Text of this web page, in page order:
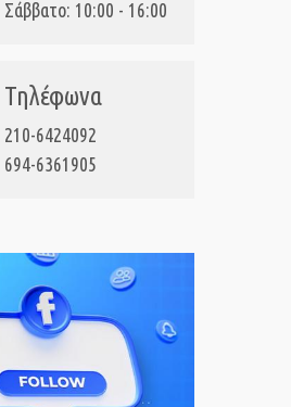
Σάββατο: 10:00 - 16:00
Τηλέφωνα
210-6424092
694-6361905